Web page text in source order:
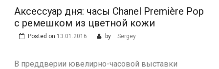
Аксессуар дня: часы Chanel Première Pop
c ремешком из цветной кожи
Posted on 13.01.2016 by Sergey
В преддверии ювелирно-часовой выставки